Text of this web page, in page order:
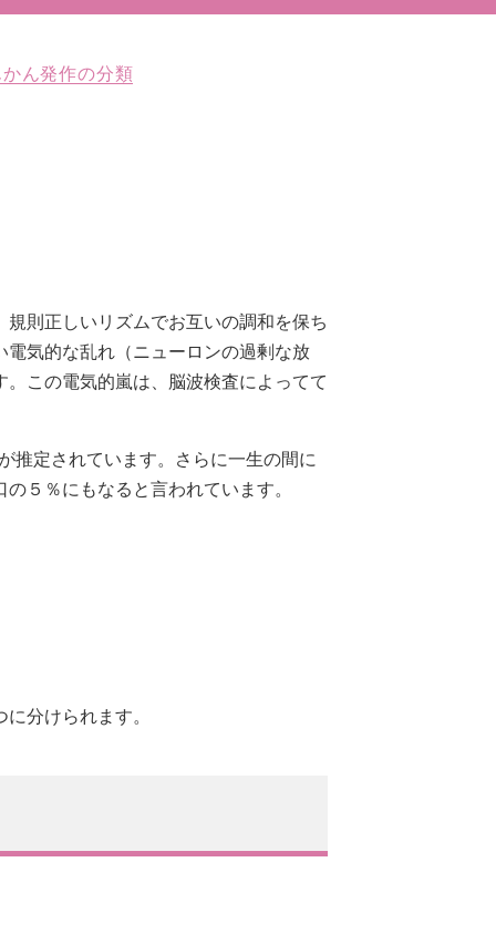
かん発作の分類
則正しいリズムでお互いの調和を保ち
気的な乱れ（ニューロンの過剰な放
この電気的嵐は、脳波検査によってて
推定されています。さらに一生の間に
５％にもなると言われています。
分けられます。